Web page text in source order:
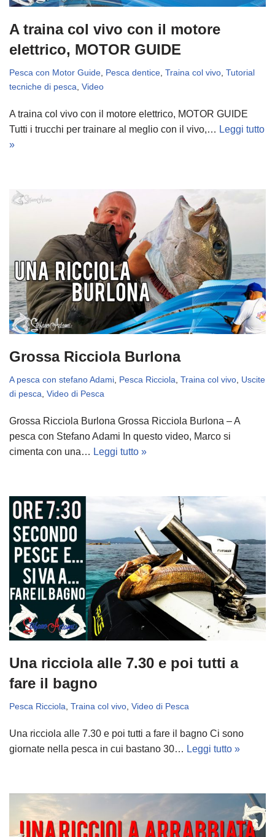
A traina col vivo con il motore
elettrico, MOTOR GUIDE
Pesca con Motor Guide Pesca dentice Traina col vivo Tutorial
tecniche di pesca Video
A traina col vivo con il motore elettrico, MOTOR GUIDE
Tutti i trucchi per trainare al meglio con il vivo,… Leggi tutto
»
Grossa Ricciola Burlona
A pesca con stefano Adami Pesca Ricciola Traina col vivo Uscite
di pesca Video di Pesca
Grossa Ricciola Burlona Grossa Ricciola Burlona – A
pesca con Stefano Adami In questo video, Marco si
cimenta con una… Leggi tutto »
Una ricciola alle 7.30 e poi tutti a
fare il bagno
Pesca Ricciola Traina col vivo Video di Pesca
Una ricciola alle 7.30 e poi tutti a fare il bagno Ci sono
giornate nella pesca in cui bastano 30… Leggi tutto »